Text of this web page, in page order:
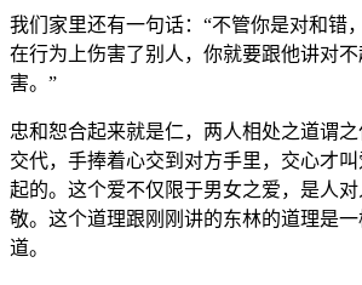
我们家里还有一句话：“不管你是对和错
在行为上伤害了别人，你就要跟他讲对
害。”
忠和恕合起来就是仁，两人相处之道谓
交代，手捧着心交到对方手里，交心才
起的。这个爱不仅限于男女之爱，是人
敬。这个道理跟刚刚讲的东林的道理是
道。